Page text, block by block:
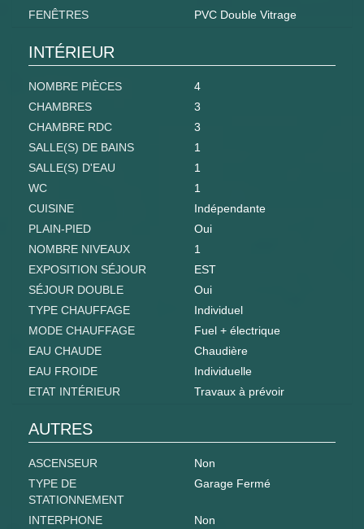
FENÊTRES
PVC Double Vitrage
INTÉRIEUR
NOMBRE PIÈCES
4
CHAMBRES
3
CHAMBRE RDC
3
SALLE(S) DE BAINS
1
SALLE(S) D'EAU
1
WC
1
CUISINE
Indépendante
PLAIN-PIED
Oui
NOMBRE NIVEAUX
1
EXPOSITION SÉJOUR
EST
SÉJOUR DOUBLE
Oui
TYPE CHAUFFAGE
Individuel
MODE CHAUFFAGE
Fuel + électrique
EAU CHAUDE
Chaudière
EAU FROIDE
Individuelle
ETAT INTÉRIEUR
Travaux à prévoir
AUTRES
ASCENSEUR
Non
TYPE DE
STATIONNEMENT
Garage Fermé
INTERPHONE
Non